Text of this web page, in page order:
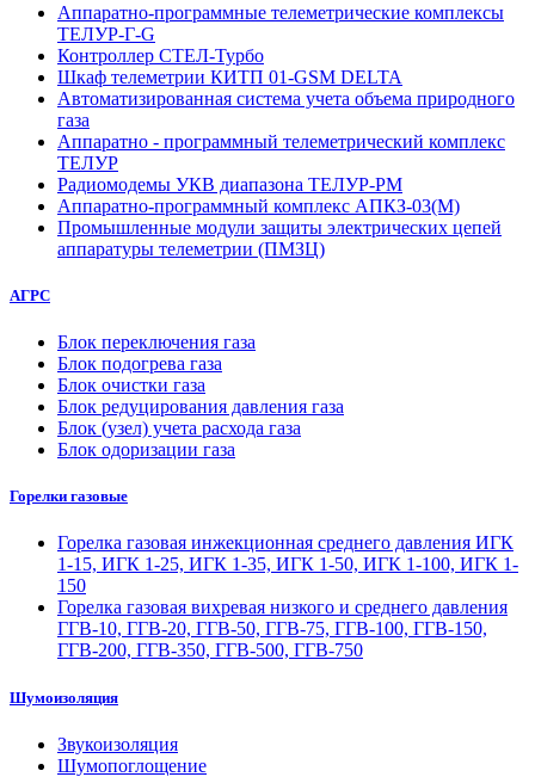
Аппаратно-программные телеметрические комплексы
ТЕЛУР-Г-G
Контроллер СТЕЛ-Турбо
Шкаф телеметрии КИТП 01-GSM DELTA
Автоматизированная система учета объема природного
газа
Аппаратно - программный телеметрический комплекс
ТЕЛУР
Радиомодемы УКВ диапазона ТЕЛУР-РМ
Аппаратно-программный комплекс АПКЗ-03(М)
Промышленные модули защиты электрических цепей
аппаратуры телеметрии (ПМЗЦ)
АГРС
Блок переключения газа
Блок подогрева газа
Блок очистки газа
Блок редуцирования давления газа
Блок (узел) учета расхода газа
Блок одоризации газа
Горелки газовые
Горелка газовая инжекционная среднего давления ИГК
1-15, ИГК 1-25, ИГК 1-35, ИГК 1-50, ИГК 1-100, ИГК 1-
150
Горелка газовая вихревая низкого и среднего давления
ГГВ-10, ГГВ-20, ГГВ-50, ГГВ-75, ГГВ-100, ГГВ-150,
ГГВ-200, ГГВ-350, ГГВ-500, ГГВ-750
Шумоизоляция
Звукоизоляция
Шумопоглощение